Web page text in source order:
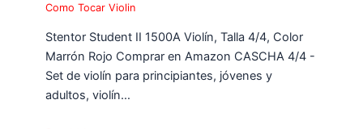
Como Tocar Violin
Stentor Student II 1500A Violín, Talla 4/4, Color
Marrón Rojo Comprar en Amazon CASCHA 4/4 -
Set de violín para principiantes, jóvenes y
adultos, violín…